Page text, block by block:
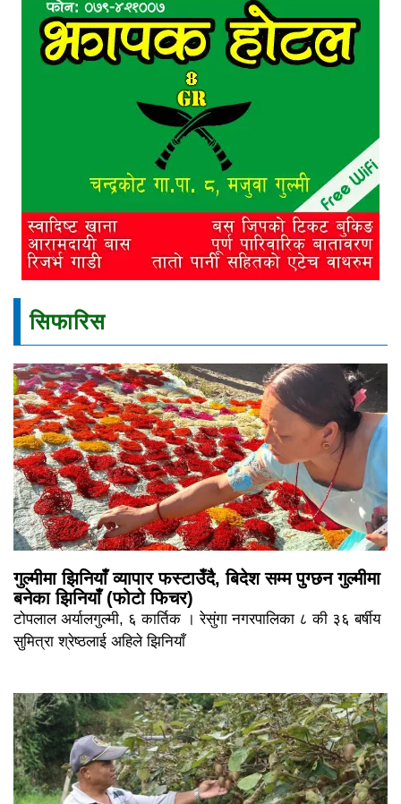
सिफारिस
गुल्मीमा झिनियाँ व्यापार फस्टाउँदै, बिदेश सम्म पुग्छन गुल्मीमा
बनेका झिनियाँ (फोटो फिचर)
टोपलाल अर्यालगुल्मी, ६ कार्तिक । रेसुंगा नगरपालिका ८ की ३६ बर्षीय
सुमित्रा श्रेष्ठलाई अहिले झिनियाँ